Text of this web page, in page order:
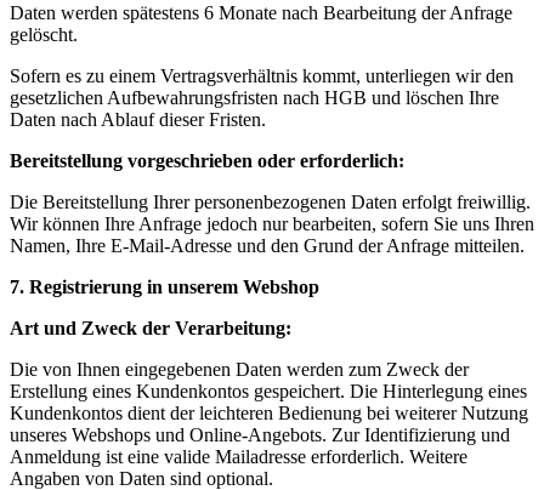
Daten werden spätestens 6 Monate nach Bearbeitung der Anfrage
gelöscht.
Sofern es zu einem Vertragsverhältnis kommt, unterliegen wir den
gesetzlichen Aufbewahrungsfristen nach HGB und löschen Ihre
Daten nach Ablauf dieser Fristen.
Bereitstellung vorgeschrieben oder erforderlich:
Die Bereitstellung Ihrer personenbezogenen Daten erfolgt freiwillig.
Wir können Ihre Anfrage jedoch nur bearbeiten, sofern Sie uns Ihren
Namen, Ihre E-Mail-Adresse und den Grund der Anfrage mitteilen.
7. Registrierung in unserem Webshop
Art und Zweck der Verarbeitung:
Die von Ihnen eingegebenen Daten werden zum Zweck der
Erstellung eines Kundenkontos gespeichert. Die Hinterlegung eines
Kundenkontos dient der leichteren Bedienung bei weiterer Nutzung
unseres Webshops und Online-Angebots. Zur Identifizierung und
Anmeldung ist eine valide Mailadresse erforderlich. Weitere
Angaben von Daten sind optional.